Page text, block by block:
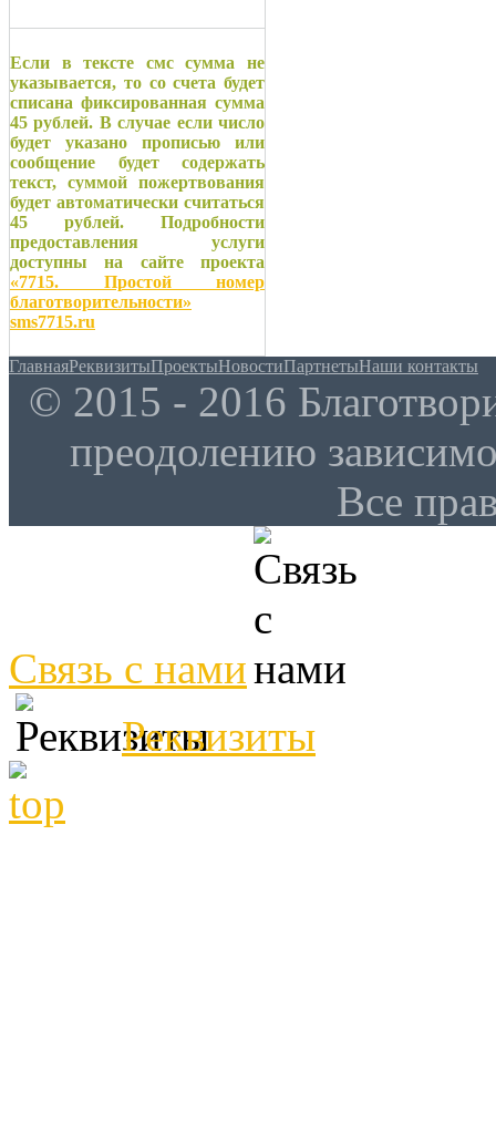
Если в тексте смс сумма не
указывается, то со счета будет
списана фиксированная сумма
45 рублей. В случае если число
будет указано прописью или
сообщение будет содержать
текст, суммой пожертвования
будет автоматически считаться
45 рублей. Подробности
предоставления услуги
доступны на сайте проекта
«7715. Простой номер
благотворительности»
sms7715.ru
ГлавнаяРеквизитыПроектыНовостиПартнетыНаши контакты
© 2015 - 2016
преодолению
Все
Связь с нами
Реквизиты